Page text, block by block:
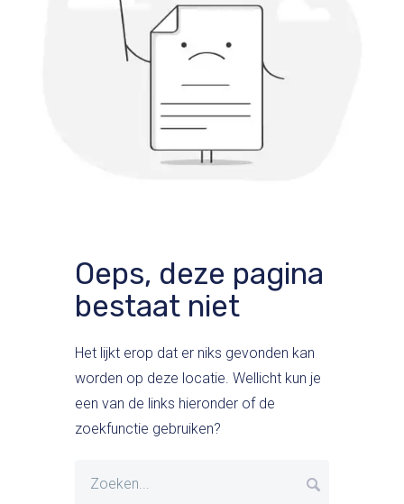
Oeps, deze pagina
bestaat niet
Het lijkt erop dat er niks gevonden kan
worden op deze locatie. Wellicht kun je
een van de links hieronder of de
zoekfunctie gebruiken?